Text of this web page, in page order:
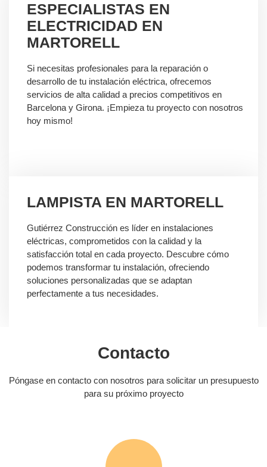
ESPECIALISTAS EN
ELECTRICIDAD EN
MARTORELL
Si necesitas profesionales para la reparación o
desarrollo de tu instalación eléctrica, ofrecemos
servicios de alta calidad a precios competitivos en
Barcelona y Girona. ¡Empieza tu proyecto con nosotros
hoy mismo!
LAMPISTA EN MARTORELL
Gutiérrez Construcción es líder en instalaciones
eléctricas, comprometidos con la calidad y la
satisfacción total en cada proyecto. Descubre cómo
podemos transformar tu instalación, ofreciendo
soluciones personalizadas que se adaptan
perfectamente a tus necesidades.
Contacto
Póngase en contacto con nosotros para solicitar un presupuesto
para su próximo proyecto